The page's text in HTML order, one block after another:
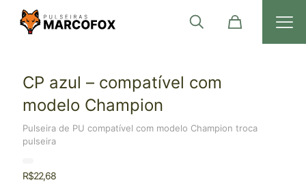
CP azul – compatível com
modelo Champion
Pulseira de PU compatível com modelo Champion troca
pulseira
R$22,68